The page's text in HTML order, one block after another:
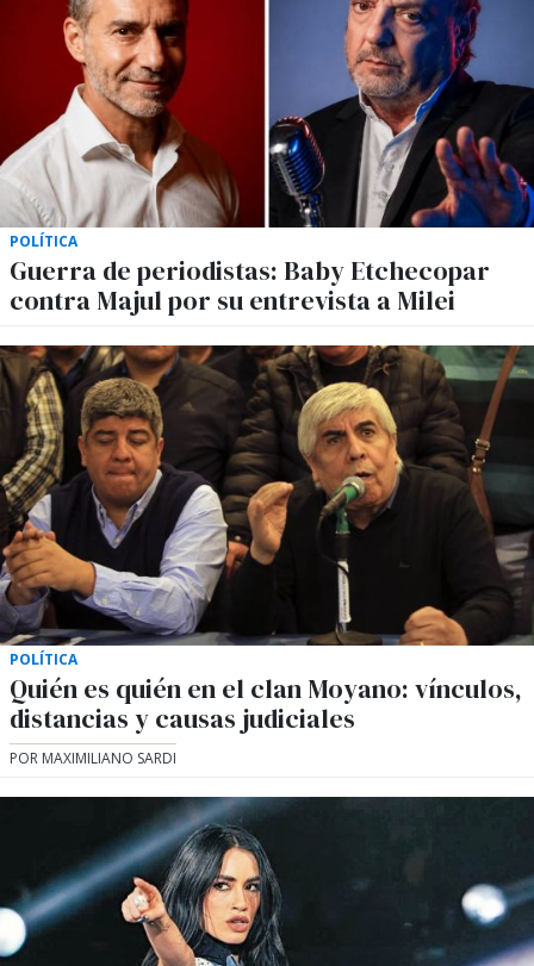
POLÍTICA
Guerra de periodistas: Baby Etchecopar
contra Majul por su entrevista a Milei
POLÍTICA
Quién es quién en el clan Moyano: vínculos,
distancias y causas judiciales
POR MAXIMILIANO SARDI